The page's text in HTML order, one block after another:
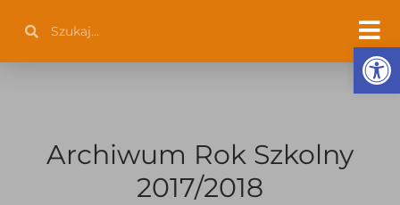
treści
Archiwum Rok Szkolny
2017/2018